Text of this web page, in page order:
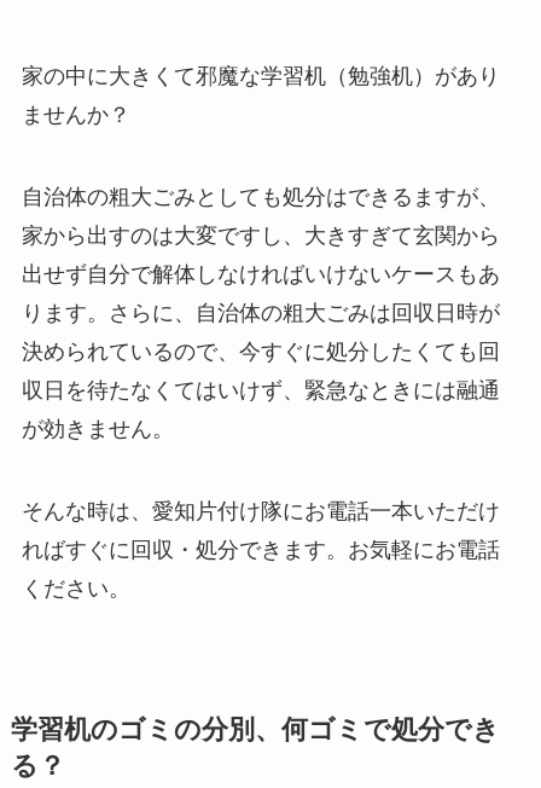
家の中に大きくて邪魔な学習机（勉強机）があり
ませんか？
自治体の粗大ごみとしても処分はできるますが、
家から出すのは大変ですし、大きすぎて玄関から
出せず自分で解体しなければいけないケースもあ
ります。さらに、自治体の粗大ごみは回収日時が
決められているので、今すぐに処分したくても回
収日を待たなくてはいけず、緊急なときには融通
が効きません。
そんな時は、愛知片付け隊にお電話一本いただけ
ればすぐに回収・処分できます。お気軽にお電話
ください。
学習机のゴミの分別、何ゴミで処分でき
る？